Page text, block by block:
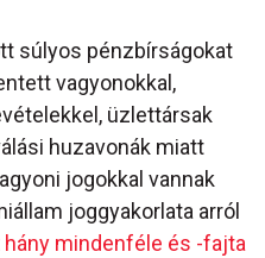
súlyos pénzbírságokat
vagyonokkal,
üzlettársak
huzavonák miatt
jogokkal vannak
joggyakorlata arról
mindenféle és -fajta